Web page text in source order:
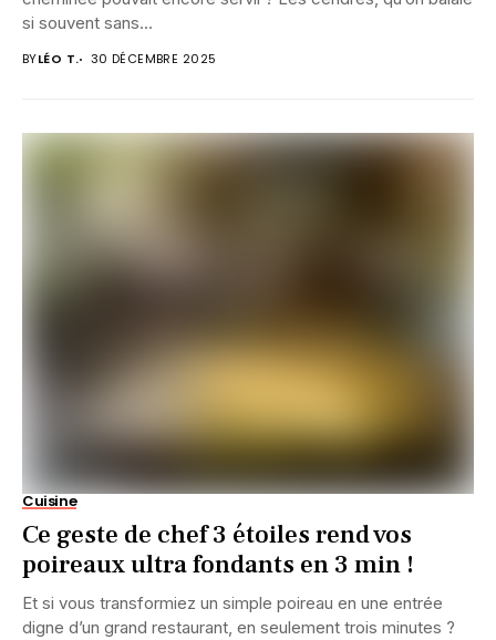
si souvent sans...
BYLÉO T. 30 DÉCEMBRE 2025
Cuisine
Ce geste de chef 3 étoiles rend vos
poireaux ultra fondants en 3 min !
Et si vous transformiez un simple poireau en une entrée
digne d’un grand restaurant, en seulement trois minutes ?